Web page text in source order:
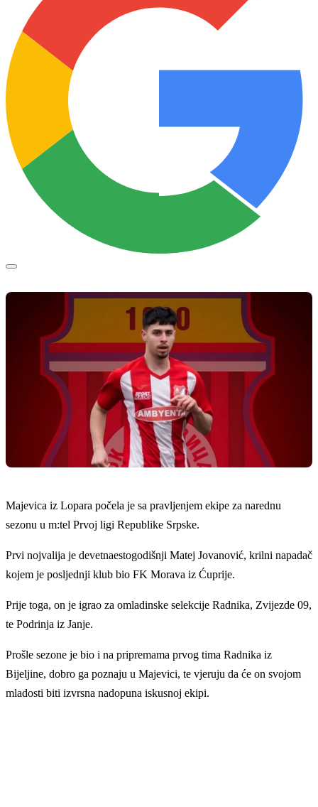
Majevica iz Lopara počela je sa pravljenjem ekipe za narednu
sezonu u m:tel Prvoj ligi Republike Srpske.
Prvi nojvalija je devetnaestogodišnji Matej Jovanović, krilni napadač
kojem je posljednji klub bio FK Morava iz Ćuprije.
Prije toga, on je igrao za omladinske selekcije Radnika, Zvijezde 09,
te Podrinja iz Janje.
Prošle sezone je bio i na pripremama prvog tima Radnika iz
Bijeljine, dobro ga poznaju u Majevici, te vjeruju da će on svojom
mladosti biti izvrsna nadopuna iskusnoj ekipi.